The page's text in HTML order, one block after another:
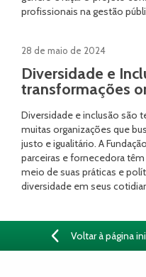
profissionais na gestão
28 de maio de 2024
Diversidade e
transformações
Diversidade e inclusão são
muitas organizações que
justo e igualitário. A
parceiras e fornecedora
meio de suas práticas e
diversidade em seus
Voltar à página